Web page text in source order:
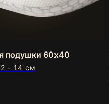
подушки 60х40
- 14 см